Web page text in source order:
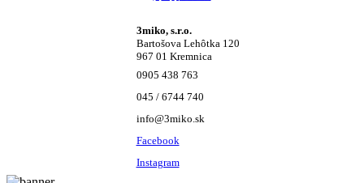
3miko, s.r.o.
Bartošova Lehôtka 120
967 01 Kremnica
0905 438 763
045 / 6744 740
info@3miko.sk
Facebook
Instagram